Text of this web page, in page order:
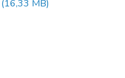
(16,33 MB)